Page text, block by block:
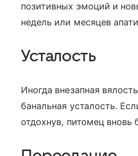
позитивных эмоций и
недель или месяцев
Усталость
Иногда внезапная
банальная усталость.
отдохнув, питомец вновь